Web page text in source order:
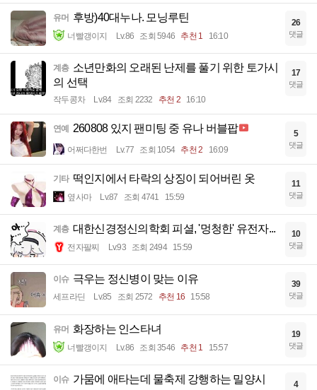
유머 후방)40대누나. 모닝루틴
너빨갱이지 Lv.86 조회 5946 추천 1 16:10
26
댓글
계층 소년만화의 오래된 난제를 풀기 위한 토가시
의 선택
작두콩차 Lv.84 조회 2232 추천 2 16:10
17
댓글
연예 260808 있지 팬미팅 중 유나 버블팝
어쩌다한번 Lv.77 조회 1054 추천 2 16:09
5
댓글
기타 떡인지에서 타락의 상징이 되어버린 옷
옆사마 Lv.87 조회 4741 15:59
11
댓글
계층 대한신경정신의학회 피셜, '멍청한' 유전자...
전자팔찌 Lv.93 조회 2494 15:59
10
댓글
이슈 극우는 정신병이 맞는 이유
세프라딘 Lv.85 조회 2572 추천 16 15:58
39
댓글
유머 화장하는 인스타녀
너빨갱이지 Lv.86 조회 3546 추천 1 15:57
19
댓글
이슈 가뭄에 애타는데 물축제 강행하는 밀양시 4